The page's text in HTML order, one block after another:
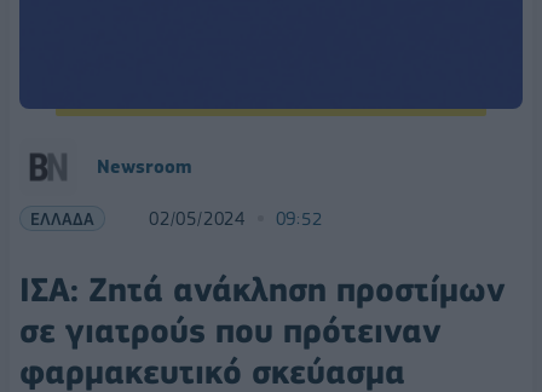
Newsroom
ΕΛΛΑΔΑ 02/05/2024 09:52
ΙΣΑ: Ζητά ανάκληση προστίμων
σε γιατρούς που πρότειναν
φαρμακευτικό σκεύασμα